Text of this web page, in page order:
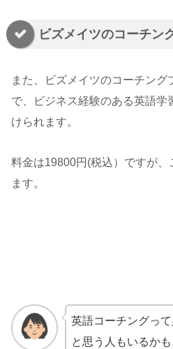
ビズメイツのコーチン
また、ビズメイツのコーチング
で、ビジネス経験のある英語学
けられます。
料金は19800円(税込）ですが、
ます。
英語コーチングっ
と思う人もいるかも